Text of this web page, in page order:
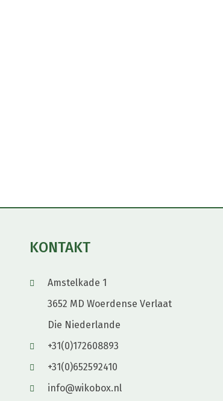
KONTAKT
Amstelkade 1
3652 MD Woerdense Verlaat
Die Niederlande
+31(0)172608893
+31(0)652592410
info@wikobox.nl